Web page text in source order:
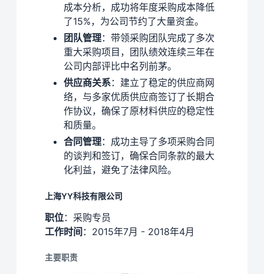
成本分析，成功将年度采购成本降低
了15%，为公司节约了大量资金。
团队管理：带领采购团队完成了多次
重大采购项目，团队绩效连续三年在
公司内部评比中名列前茅。
供应商关系：建立了稳定的供应商网
络，与多家优质供应商签订了长期合
作协议，确保了原材料供应的稳定性
和质量。
合同管理：成功主导了多项采购合同
的谈判和签订，确保合同条款的最大
化利益，避免了法律风险。
上海YY科技有限公司
职位：采购专员
工作时间 ：2015年7月 - 2018年4月
主要职责